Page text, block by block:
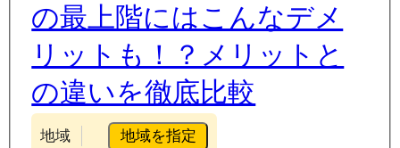
の最上階にはこんなデメ
リットも！？メリットと
の違いを徹底比較
地域 地域を指定